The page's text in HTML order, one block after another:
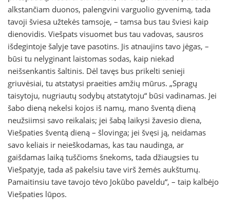
alkstančiam duonos, palengvini varguolio gyvenimą, tada
tavoji šviesa užtekės tamsoje, – tamsa bus tau šviesi kaip
dienovidis. Viešpats visuomet bus tau vadovas, sausros
išdegintoje šalyje tave pasotins. Jis atnaujins tavo jėgas, –
būsi tu nelyginant laistomas sodas, kaip niekad
neišsenkantis šaltinis. Dėl tavęs bus prikelti senieji
griuvėsiai, tu atstatysi praeities amžių mūrus. „Spragų
taisytoju, nugriautų sodybų atstatytoju“ būsi vadinamas. Jei
šabo dieną nekelsi kojos iš namų, mano šventą dieną
neužsiimsi savo reikalais; jei šabą laikysi žavesio diena,
Viešpaties šventą dieną – šlovinga; jei švęsi ją, neidamas
savo keliais ir neieškodamas, kas tau naudinga, ar
gaišdamas laiką tuščioms šnekoms, tada džiaugsies tu
Viešpatyje, tada aš pakelsiu tave virš žemės aukštumų.
Pamaitinsiu tave tavojo tėvo Jokūbo paveldu“, – taip kalbėjo
Viešpaties lūpos.